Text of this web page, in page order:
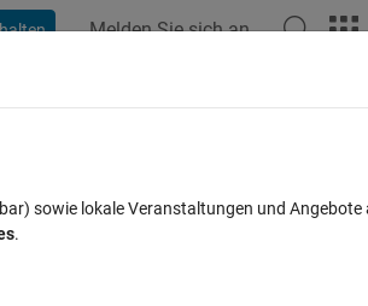
Melden Sie sich an
sowie lokale Veranstaltungen und
.